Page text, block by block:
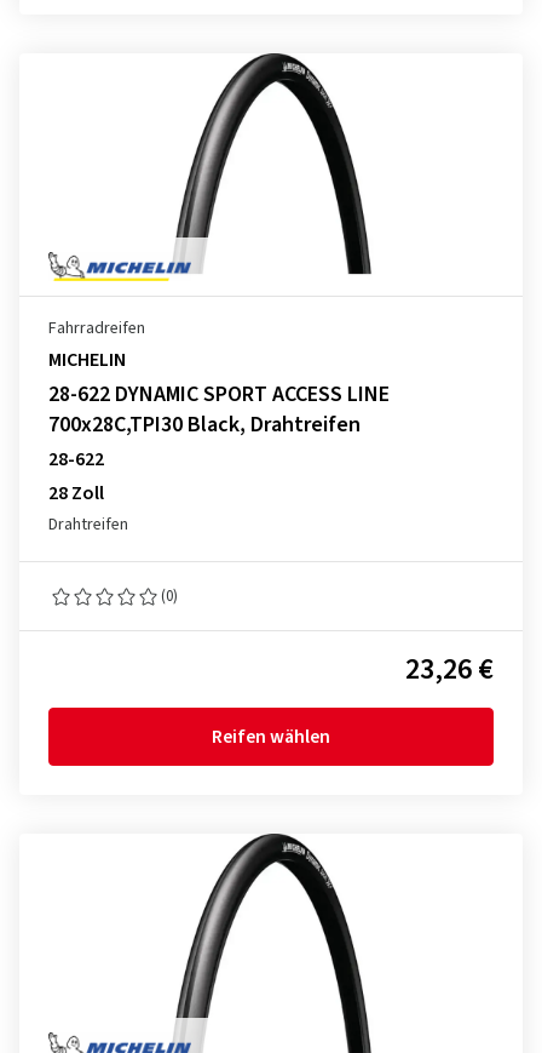
Fahrradreifen
MICHELIN
28-622 DYNAMIC SPORT ACCESS LINE
700x28C,TPI30 Black, Drahtreifen
28-622
28 Zoll
Drahtreifen
(0)
23,26 €
Reifen wählen